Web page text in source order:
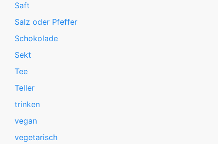
Saft
Salz oder Pfeffer
Schokolade
Sekt
Tee
Teller
trinken
vegan
vegetarisch